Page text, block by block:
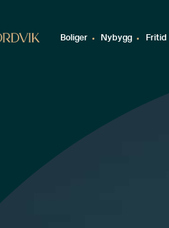
Boliger Nybygg Fritid